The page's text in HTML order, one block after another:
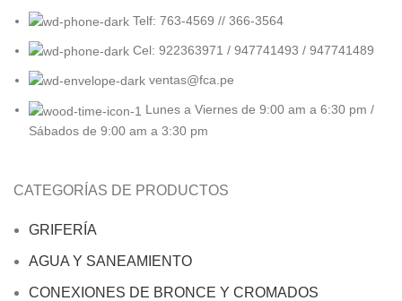
Telf: 763-4569 // 366-3564
Cel: 922363971 / 947741493 / 947741489
ventas@fca.pe
Lunes a Viernes de 9:00 am a 6:30 pm /
Sábados de 9:00 am a 3:30 pm
CATEGORÍAS DE PRODUCTOS
GRIFERÍA
AGUA Y SANEAMIENTO
CONEXIONES DE BRONCE Y CROMADOS